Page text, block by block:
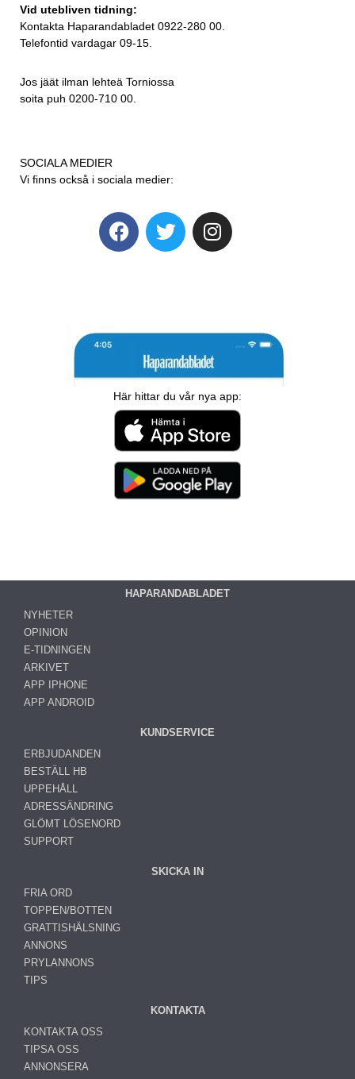
Vid utebliven tidning:
Kontakta Haparandabladet 0922-280 00.
Telefontid vardagar 09-15.
Jos jäät ilman lehteä Torniossa
soita puh 0200-710 00.
SOCIALA MEDIER
Vi finns också i sociala medier:
Här hittar du vår nya app:
HAPARANDABLADET
NYHETER
OPINION
E-TIDNINGEN
ARKIVET
APP IPHONE
APP ANDROID
KUNDSERVICE
ERBJUDANDEN
BESTÄLL HB
UPPEHÅLL
ADRESSÄNDRING
GLÖMT LÖSENORD
SUPPORT
SKICKA IN
FRIA ORD
TOPPEN/BOTTEN
GRATTISHÄLSNING
ANNONS
PRYLANNONS
TIPS
KONTAKTA
KONTAKTA OSS
TIPSA OSS
ANNONSERA